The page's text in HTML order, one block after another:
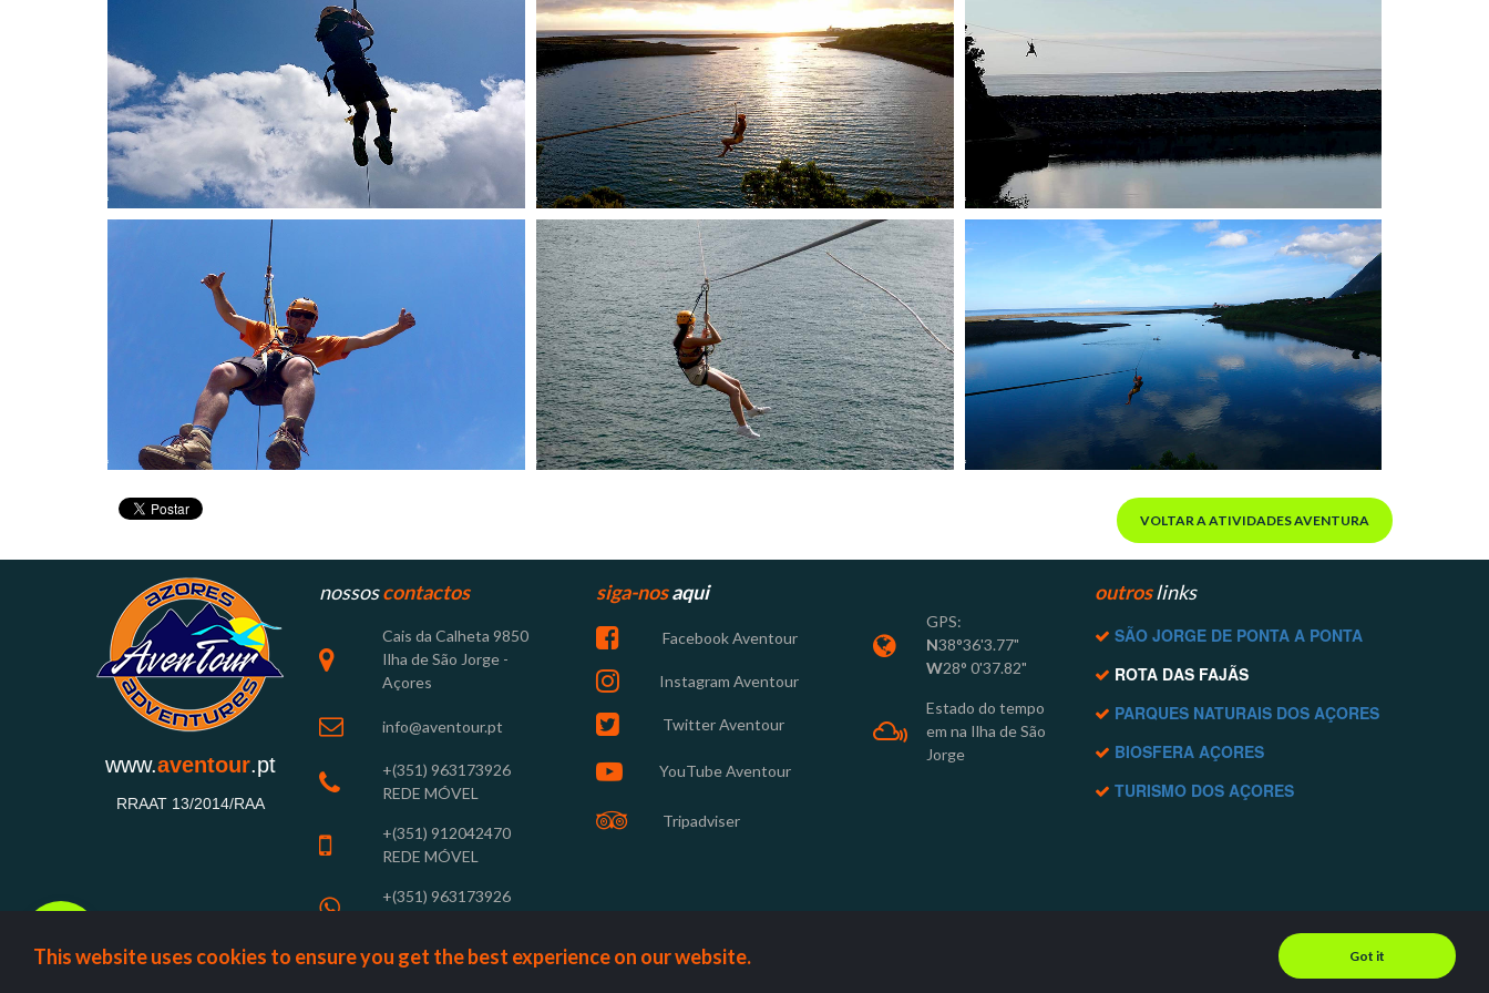
VOLTAR A ATIVIDADES AVENTURA
www.aventour.pt
RRAAT 13/2014/RAA
nossoscontactos siga-nosaqui

Cais da Calheta 9850
Ilha de São Jorge -
Açores
 info@aventour.pt

+(351) 963173926
REDE MÓVEL

+(351) 912042470
REDE MÓVEL

+(351) 963173926
 Facebook Aventour
 Instagram Aventour
 Twitter Aventour
 YouTube Aventour
 Tripadviser

GPS:
N38°36'3.77"
W28° 0'37.82"

Estado do tempo
em na Ilha de São
Jorge
outroslinks
 SÃO JORGE DE PONTA A PONTA
 ROTA DAS FAJÃS
 PARQUES NATURAIS DOS AÇORES
 BIOSFERA AÇORES
 TURISMO DOS AÇORES
© 2000-2026 Aventour Azores Adventures | All Rights Reserved.
This website uses cookies to ensure you get the best experience on our website. Got it